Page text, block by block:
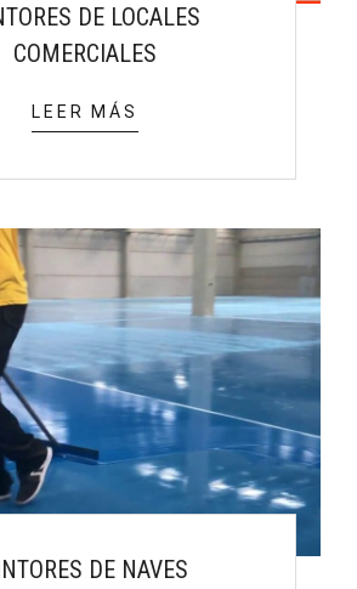
DE LOCALES
COMERCIALES
LEER MÁS
DE NAVES